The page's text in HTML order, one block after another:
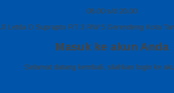
08.00 s/d 20.00
Jl Letda D Suprapto RT 3 RW 5 Gerendeng Kota
Masuk ke akun Anda
Selamat datang kembali, silahkan login ke